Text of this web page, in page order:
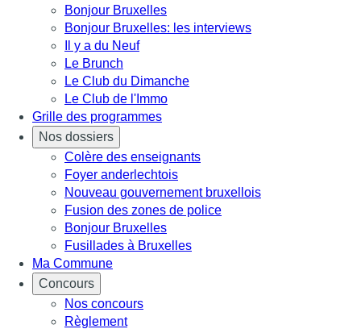
Bonjour Bruxelles
Bonjour Bruxelles: les interviews
Il y a du Neuf
Le Brunch
Le Club du Dimanche
Le Club de l'Immo
Grille des programmes
Nos dossiers
Colère des enseignants
Foyer anderlechtois
Nouveau gouvernement bruxellois
Fusion des zones de police
Bonjour Bruxelles
Fusillades à Bruxelles
Ma Commune
Concours
Nos concours
Règlement